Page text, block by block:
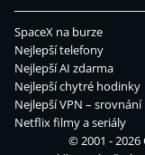
SpaceX na burze
Nejlepší telefony
Nejlepší AI zdarma
Nejlepší chytré hodinky
Nejlepší VPN – srovnání
Netflix filmy a seriály
© 2001 -